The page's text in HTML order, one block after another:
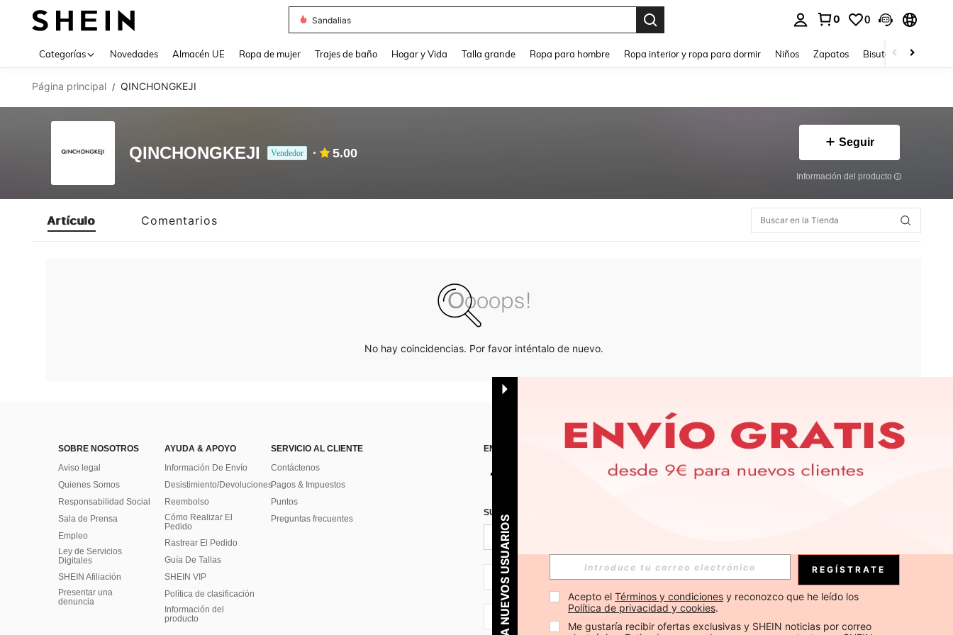
Sandalias
0 0
Categorías Novedades Almacén UE Ropa de mujer Trajes de baño Hogar y Vida Talla grande Ropa para hombre Ropa interior y ropa para dormir Niños Zapatos Bisutería Y
Página principal / QINCHONGKEJI
QINCHONGKEJI Vendedor 5.00
Seguir
Información del producto
Artículo Comentarios
No hay coincidencias. Por favor inténtalo de nuevo.
SOBRE NOSOTROS
Aviso legal
Quienes Somos
Responsabilidad Social
Sala de Prensa
Empleo
Ley de Servicios
Digitales
SHEIN Afiliación
Presentar una
denuncia
AYUDA & APOYO
Información De Envío
Desistimiento/Devoluciones
Reembolso
Cómo Realizar El
Pedido
Rastrear El Pedido
Guía De Tallas
SHEIN VIP
Política de clasificación
​Información del
producto
SERVICIO AL CLIENTE
Contáctenos
Pagos & Impuestos
Puntos
Preguntas frecuentes
ENCUÉNTRANOS EN APP
SUSCRÍBETE PARA RECIBIR OFERTAS EXCLUSIVAS, PROMOCIONES Y NOTICIAS DE SHEIN
ES + 34
ES + 34
PARA NUEVOS USUARIOS REGÍSTRATE
Acepto el Términos y condiciones y reconozco que he leído los
Política de privacidad y cookies.
Me gustaría recibir ofertas exclusivas y SHEIN noticias por correo